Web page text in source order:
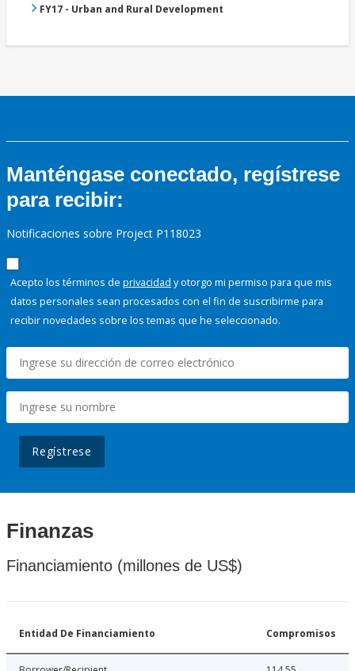
FY17 - Urban and Rural Development
Manténgase conectado, regístrese
para recibir:
Notificaciones sobre Project P118023
Acepto los términos de privacidad y otorgo mi permiso para que mis
datos personales sean procesados con el fin de suscribirme para
recibir novedades sobre los temas que he seleccionado.
Regístrese
Finanzas
Financiamiento (millones de US$)
Entidad De Financiamiento Compromisos